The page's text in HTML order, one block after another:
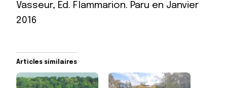
Vasseur, Ed. Flammarion. Paru en Janvier
2016
Articles similaires